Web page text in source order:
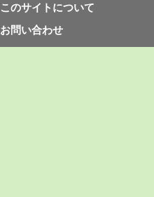
このサイトについて
お問い合わせ